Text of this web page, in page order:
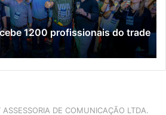
1200 profissionais do trade
e
já
DE COMUNICAÇÃO LTDA.